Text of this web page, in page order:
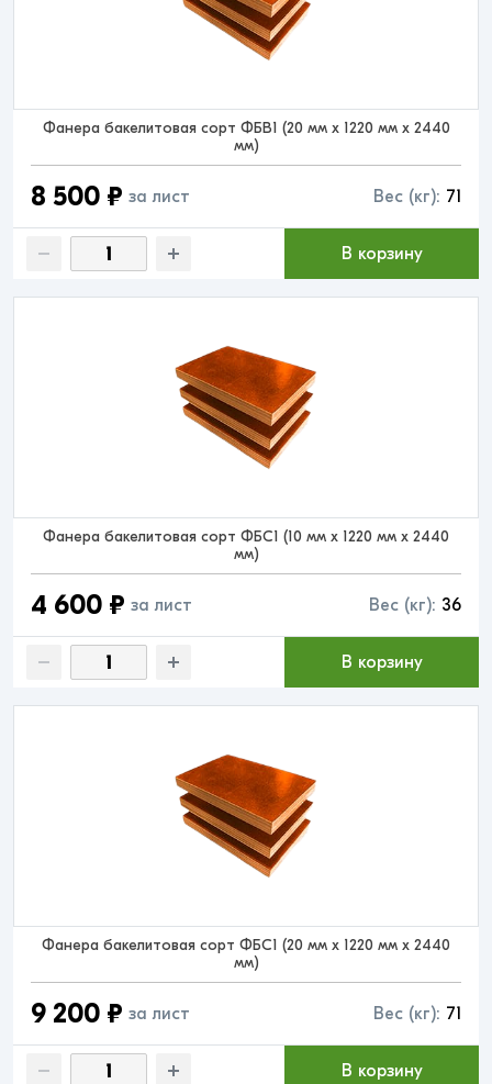
Фанера бакелитовая сорт ФБВ1 (20 мм x 1220 мм x 2440
мм)
8 500 ₽ за лист Вес (кг): 71
В корзину
Фанера бакелитовая сорт ФБС1 (10 мм x 1220 мм x 2440
мм)
4 600 ₽ за лист Вес (кг): 36
В корзину
Фанера бакелитовая сорт ФБС1 (20 мм x 1220 мм x 2440
мм)
9 200 ₽ за лист Вес (кг): 71
В корзину